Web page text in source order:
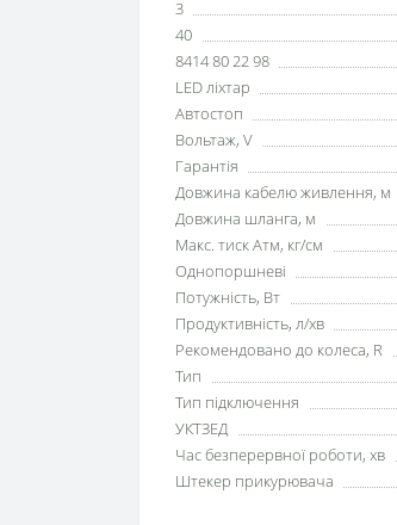
3
40
8414 80 22 98
LED ліхтар
Автостоп
Вольтаж, V
Гарантія
Довжина кабелю живлення, м
Довжина шланга, м
Макс. тиск Атм, кг/см
Однопоршневі
Потужність, Вт
Продуктивність, л/хв
Рекомендовано до колеса, R
Тип
Тип підключення
УКТЗЕД
Час безперервної роботи, хв
Штекер прикурювача